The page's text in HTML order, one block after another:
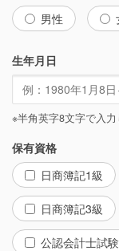
男性
生年月日
※半角英字8文字で入力
保有資格
日商簿記1級
日商簿記3級
公認会計士試